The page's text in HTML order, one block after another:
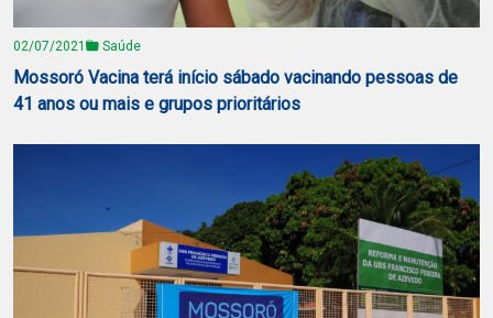
02/07/2021 Saúde
Mossoró Vacina terá início sábado vacinando pessoas de
41 anos ou mais e grupos prioritários